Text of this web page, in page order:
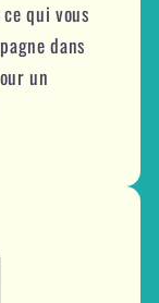
qui vous
dans
un